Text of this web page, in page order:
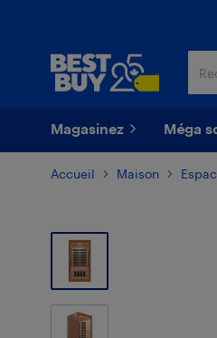
Magasinez Méga
Accueil Maison